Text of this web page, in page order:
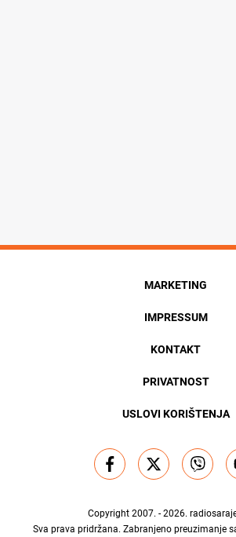
MARKETING
IMPRESSUM
KONTAKT
PRIVATNOST
USLOVI KORIŠTENJA
Copyright 2007. - 2026.
Sva prava pridržana. Zabranjeno preuzimanje